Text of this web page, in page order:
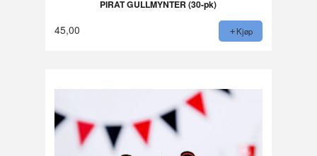
PIRAT GULLMYNTER (30-pk)
45,00 Kjøp